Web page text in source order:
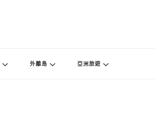
外離島 亞洲旅遊